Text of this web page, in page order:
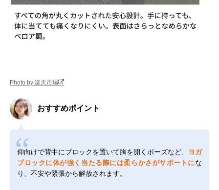
Photo by 楽天市場
おすすめポイント
仰向けで背中にブロックを置いて胸を開くポーズなど、
ヨガ
ブロックに体が強く当たる際には柔らかさがサポートにな
り、不安や緊張から解放されます。